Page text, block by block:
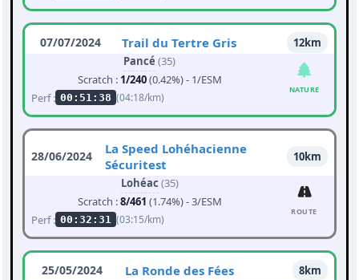
07/07/2024 Trail du Tertre Gris
12km
Pancé (35)
Scratch : 1/240(0.42%) - 1/ESM
Perf : 00:51:38 (04:18/km)
NATURE
28/06/2024
La Speed Lohéhacienne
Sécuritest
10km
Lohéac (35)
Scratch :8/461 (1.74%) - 3/ESM
Perf : 00:32:31 (03:15/km)
ROUTE
25/05/2024 La Ronde des Fées
8km